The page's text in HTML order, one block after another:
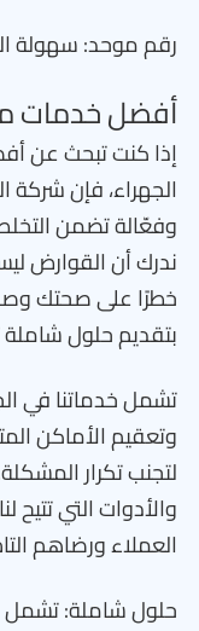
رقم موحد: سهولة
أفضل خدمات
إذا كنت تبحث عن
الجهراء، فإن
وفعّالة تضمن
ندرك أن القوارض
خطرًا على صحتك
بتقديم حلول
تشمل خدماتنا في
وتعقيم الأماكن
لتجنب تكرار
والأدوات التي تتيح
العملاء ورضاهم
حلول شاملة: تشمل